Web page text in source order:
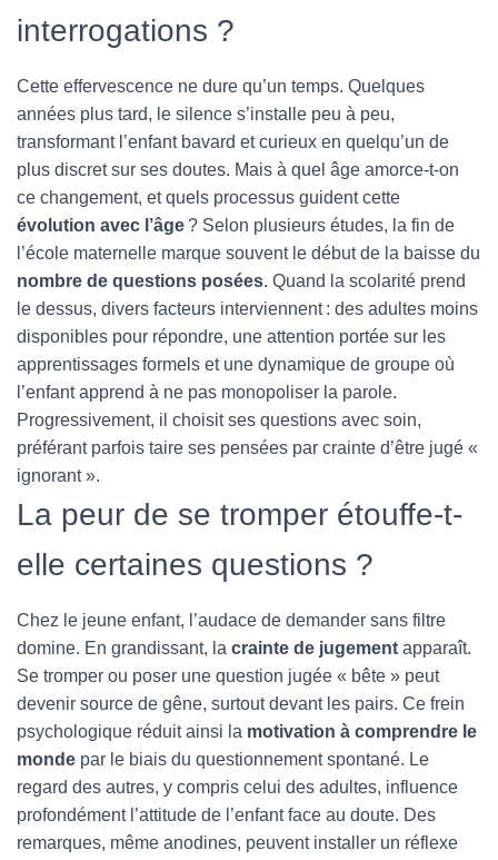
interrogations ?
Cette effervescence ne dure qu’un temps. Quelques
années plus tard, le silence s’installe peu à peu,
transformant l’enfant bavard et curieux en quelqu’un de
plus discret sur ses doutes. Mais à quel âge amorce-t-on
ce changement, et quels processus guident cette
évolution avec l’âge? Selon plusieurs études, la fin de
l’école maternelle marque souvent le début de la baisse du
nombre de questions posées. Quand la scolarité prend
le dessus, divers facteurs interviennent : des adultes moins
disponibles pour répondre, une attention portée sur les
apprentissages formels et une dynamique de groupe où
l’enfant apprend à ne pas monopoliser la parole.
Progressivement, il choisit ses questions avec soin,
préférant parfois taire ses pensées par crainte d’être jugé «
ignorant ».
La peur de se tromper étouffe-t-
elle certaines questions ?
Chez le jeune enfant, l’audace de demander sans filtre
domine. En grandissant, la crainte de jugement apparaît.
Se tromper ou poser une question jugée « bête » peut
devenir source de gêne, surtout devant les pairs. Ce frein
psychologique réduit ainsi la motivation à comprendre le
monde par le biais du questionnement spontané. Le
regard des autres, y compris celui des adultes, influence
profondément l’attitude de l’enfant face au doute. Des
remarques, même anodines, peuvent installer un réflexe